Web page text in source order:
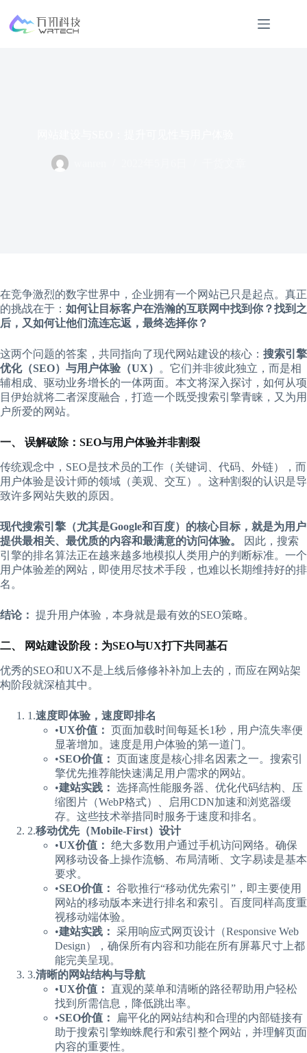
在竞争激烈的数字世界中，企业拥有一个网站已只是起点。真正
的挑战在于：​ ​如何让目标客户在浩瀚的互联网中找到你？找到之
后，又如何让他们流连忘返，最终选择你？​
这两个问题的答案，共同指向了现代网站建设的核心：​ ​搜索引擎
优化（SEO）与用户体验（UX）​
​。它们并非彼此独立，而是相
辅相成、驱动业务增长的一体两面。本文将深入探讨，如何从项
目伊始就将二者深度融合，打造一个既受搜索引擎青睐，又为用
户所爱的网站。
​一、 误解破除：SEO与用户体验并非割裂​
传统观念中，SEO是技术员的工作（关键词、代码、外链），而
用户体验是设计师的领域（美观、交互）。这种割裂的认识是导
致许多网站失败的原因。
​现代搜索引擎（尤其是Google和百度）的核心目标，就是为用户
提供最相关、最优质的内容和最满意的访问体验。​
​ 因此，搜索
引擎的排名算法正在越来越多地模拟人类用户的判断标准。一个
用户体验差的网站，即使用尽技术手段，也难以长期维持好的排
名。
​结论：​ ​ 提升用户体验，本身就是最有效的SEO策略。
​二、 网站建设阶段：为SEO与UX打下共同基石​
优秀的SEO和UX不是上线后修修补补加上去的，而应在网站架
构阶段就深植其中。
1.​​速度即体验，速度即排名​
•​​UX价值：​ ​ 页面加载时间每延长1秒，用户流失率便
显著增加。速度是用户体验的第一道门。
•​​SEO价值：​ ​ 页面速度是核心排名因素之一。搜索引
擎优先推荐能快速满足用户需求的网站。
•​​建站实践：​ ​ 选择高性能服务器、优化代码结构、压
缩图片（WebP格式）、启用CDN加速和浏览器缓
存。这些技术举措同时服务于速度和排名。
2.​​移动优先（Mobile-First）设计​
•​​UX价值：​ ​ 绝大多数用户通过手机访问网络。确保
网移动设备上操作流畅、布局清晰、文字易读是基本
要求。
•​​SEO价值：​ ​ 谷歌推行“移动优先索引”，即主要使用
网站的移动版本来进行排名和索引。百度同样高度重
视移动端体验。
•​​建站实践：​ ​ 采用响应式网页设计（Responsive Web
Design），确保所有内容和功能在所有屏幕尺寸上都
能完美呈现。
3.​​清晰的网站结构与导航​
•​​UX价值：​
​ 直观的菜单和清晰的路径帮助用户轻松
找到所需信息，降低跳出率。
•​​SEO价值：​
​ 扁平化的网站结构和合理的内部链接有
助于搜索引擎蜘蛛爬行和索引整个网站，并理解页面
内容的重要性。